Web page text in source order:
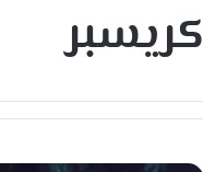
كريسبر